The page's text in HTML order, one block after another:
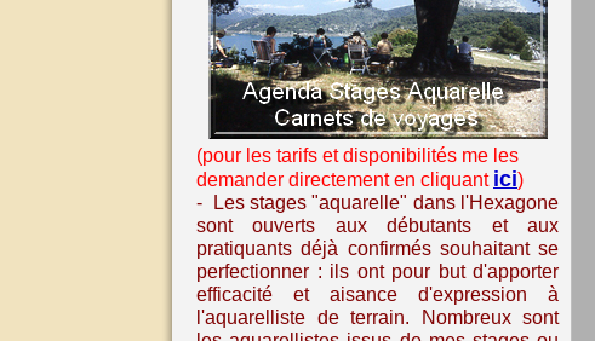
(pour les tarifs et disponibilités me les
demander directement en cliquant ici)
- Les stages "aquarelle" dans l'Hexagone
sont ouverts aux débutants et aux
pratiquants déjà confirmés souhaitant se
perfectionner : ils ont pour but d'apporter
efficacité et aisance d'expression à
l'aquarelliste de terrain. Nombreux sont